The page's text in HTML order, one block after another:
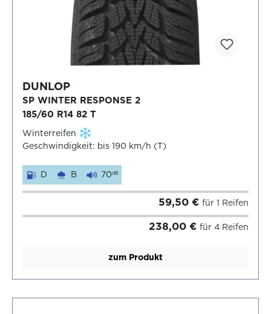
DUNLOP
SP WINTER RESPONSE 2
185/60 R14 82 T
Winterreifen
Geschwindigkeit: bis 190 km/h (T)
D B 70dB
59,50 € für 1 Reifen
238,00 € für 4 Reifen
zum Produkt